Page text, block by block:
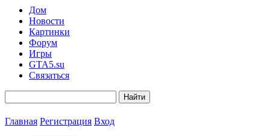
Дом
Новости
Картинки
Форум
Игры
GTA5.su
Связаться
Главная Регистрация Вход